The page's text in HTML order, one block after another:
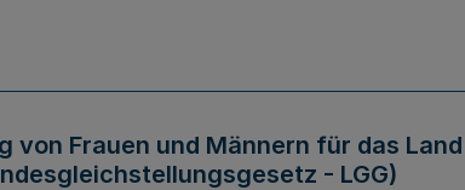
von Frauen und Männern für das Land
- LGG)